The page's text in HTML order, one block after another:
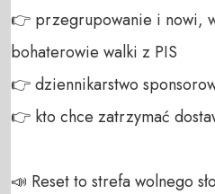
👉 przegrupowanie i nowi,
bohaterowie walki z PIS
👉 dziennikarstwo
👉 kto chce zatrzymać
📣 Reset to strefa wolnego